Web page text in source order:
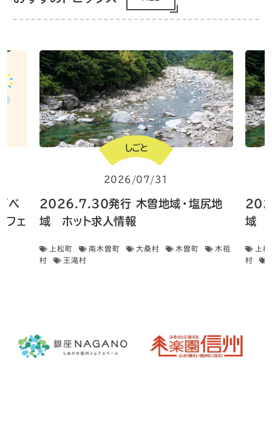
ベ
ェ
しごと
2026/07/31
2026.7.30発行 木曽地域・塩尻地
域 ホット求人情報
上松町 南木曽町 大桑村 木曽町
木祖
村
王滝村
域
上
村